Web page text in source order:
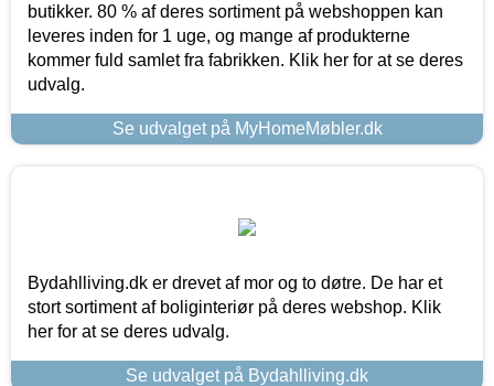
butikker. 80 % af deres sortiment på webshoppen kan
leveres inden for 1 uge, og mange af produkterne
kommer fuld samlet fra fabrikken. Klik her for at se deres
udvalg.
Se udvalget på MyHomeMøbler.dk
Bydahlliving.dk er drevet af mor og to døtre. De har et
stort sortiment af boliginteriør på deres webshop. Klik
her for at se deres udvalg.
Se udvalget på Bydahlliving.dk